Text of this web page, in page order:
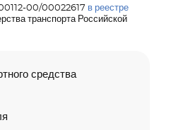
00/00022617 в реестре
транспорта Российской
средства